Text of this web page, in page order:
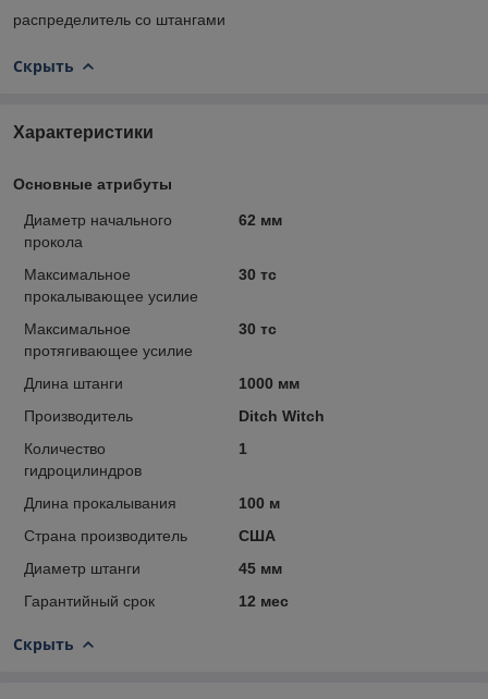
распределитель со штангами
Скрыть
Характеристики
Основные атрибуты
Диаметр начального
прокола
62 мм
Максимальное
прокалывающее усилие
30 тс
Максимальное
протягивающее усилие
30 тс
Длина штанги
1000 мм
Производитель
Ditch Witch
Количество
гидроцилиндров
1
Длина прокалывания
100 м
Страна производитель
США
Диаметр штанги
45 мм
Гарантийный срок
12 мес
Скрыть